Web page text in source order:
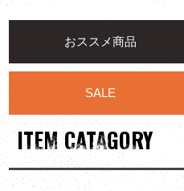
おススメ商品
SALE
ITEM CATAGORY